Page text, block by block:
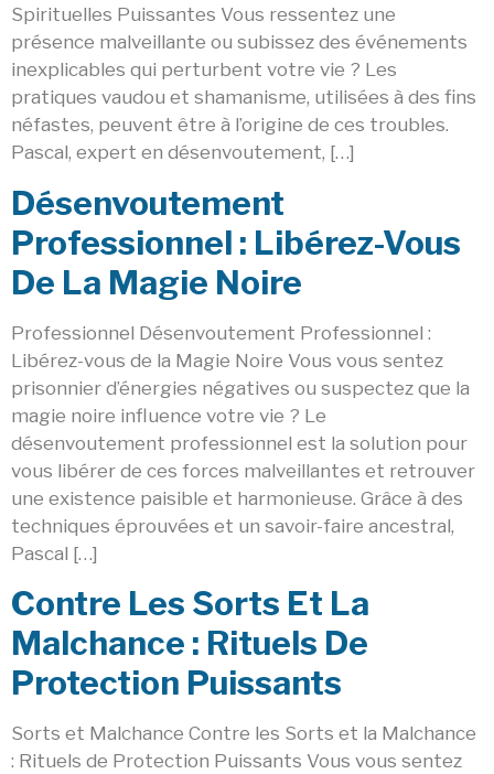
Spirituelles Puissantes Vous ressentez une
présence malveillante ou subissez des événements
inexplicables qui perturbent votre vie ? Les
pratiques vaudou et shamanisme, utilisées à des fins
néfastes, peuvent être à l’origine de ces troubles.
Pascal, expert en désenvoutement, […]
Désenvoutement
Professionnel : Libérez-Vous
De La Magie Noire
Professionnel Désenvoutement Professionnel :
Libérez-vous de la Magie Noire Vous vous sentez
prisonnier d’énergies négatives ou suspectez que la
magie noire influence votre vie ? Le
désenvoutement professionnel est la solution pour
vous libérer de ces forces malveillantes et retrouver
une existence paisible et harmonieuse. Grâce à des
techniques éprouvées et un savoir-faire ancestral,
Pascal […]
Contre Les Sorts Et La
Malchance : Rituels De
Protection Puissants
Sorts et Malchance Contre les Sorts et la Malchance
: Rituels de Protection Puissants Vous vous sentez